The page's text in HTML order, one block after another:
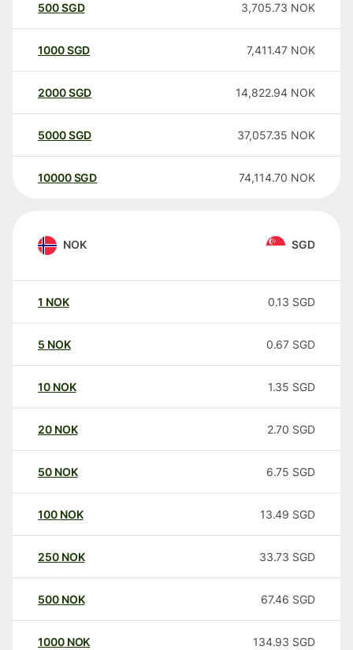
500SGD 3,705.73 NOK
1000SGD 7,411.47 NOK
2000SGD 14,822.94 NOK
5000SGD 37,057.35 NOK
10000 SGD 74,114.70 NOK
NOK SGD
1 NOK 0.13 SGD
5 NOK 0.67 SGD
10 NOK 1.35 SGD
20 NOK 2.70 SGD
50 NOK 6.75 SGD
100 NOK 13.49 SGD
250 NOK 33.73 SGD
500 NOK 67.46 SGD
1000 NOK 134.93 SGD